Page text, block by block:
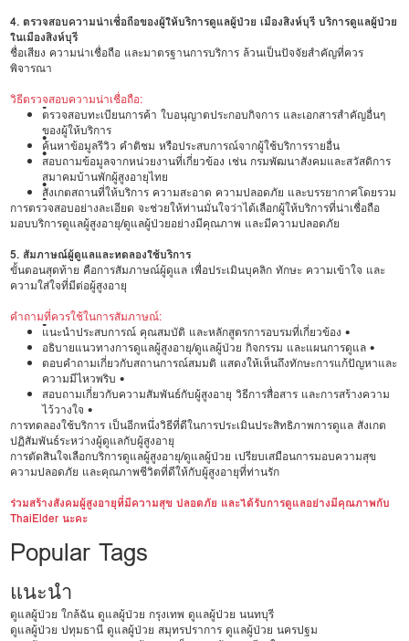
4. ตรวจสอบความน่าเชื่อถือของผู้ให้บริการดูแลผู้ป่วย เมืองสิงห์บุรี บริการดูแลผู้ป่วย
ในเมืองสิงห์บุรี
ชื่อเสียง ความน่าเชื่อถือ และมาตรฐานการบริการ ล้วนเป็นปัจจัยสำคัญที่ควร
พิจารณา
วิธีตรวจสอบความน่าเชื่อถือ:
•
ตรวจสอบทะเบียนการค้า ใบอนุญาตประกอบกิจการ และเอกสารสำคัญอื่นๆ
ของผู้ให้บริการ
•
ค้นหาข้อมูลรีวิว คำติชม หรือประสบการณ์จากผู้ใช้บริการรายอื่น
•
สอบถามข้อมูลจากหน่วยงานที่เกี่ยวข้อง เช่น กรมพัฒนาสังคมและสวัสดิการ
สมาคมบ้านพักผู้สูงอายุไทย
•
สังเกตสถานที่ให้บริการ ความสะอาด ความปลอดภัย และบรรยากาศโดยรวม
•
การตรวจสอบอย่างละเอียด จะช่วยให้ท่านมั่นใจว่าได้เลือกผู้ให้บริการที่น่าเชื่อถือ
มอบบริการดูแลผู้สูงอายุ/ดูแลผู้ป่วยอย่างมีคุณภาพ และมีความปลอดภัย
5. สัมภาษณ์ผู้ดูแลและทดลองใช้บริการ
ขั้นตอนสุดท้าย คือการสัมภาษณ์ผู้ดูแล เพื่อประเมินบุคลิก ทักษะ ความเข้าใจ และ
ความใส่ใจที่มีต่อผู้สูงอายุ
คำถามที่ควรใช้ในการสัมภาษณ์:
•
แนะนำประสบการณ์ คุณสมบัติ และหลักสูตรการอบรมที่เกี่ยวข้อง •
อธิบายแนวทางการดูแลผู้สูงอายุ/ดูแลผู้ป่วย กิจกรรม และแผนการดูแล •
ตอบคำถามเกี่ยวกับสถานการณ์สมมติ แสดงให้เห็นถึงทักษะการแก้ปัญหาและ
ความมีไหวพริบ •
สอบถามเกี่ยวกับความสัมพันธ์กับผู้สูงอายุ วิธีการสื่อสาร และการสร้างความ
ไว้วางใจ •
การทดลองใช้บริการ เป็นอีกหนึ่งวิธีที่ดีในการประเมินประสิทธิภาพการดูแล สังเกต
ปฏิสัมพันธ์ระหว่างผู้ดูแลกับผู้สูงอายุ
การตัดสินใจเลือกบริการดูแลผู้สูงอายุ/ดูแลผู้ป่วย เปรียบเสมือนการมอบความสุข
ความปลอดภัย และคุณภาพชีวิตที่ดีให้กับผู้สูงอายุที่ท่านรัก
ร่วมสร้างสังคมผู้สูงอายุที่มีความสุข ปลอดภัย และได้รับการดูแลอย่างมีคุณภาพกับ
ThaiElder นะคะ
Popular Tags
แนะนำ
ดูแลผู้ป่วย ใกล้ฉัน ดูแลผู้ป่วย กรุงเทพ ดูแลผู้ป่วย นนทบุรี
ดูแลผู้ป่วย ปทุมธานี ดูแลผู้ป่วย สมุทรปราการ ดูแลผู้ป่วย นครปฐม